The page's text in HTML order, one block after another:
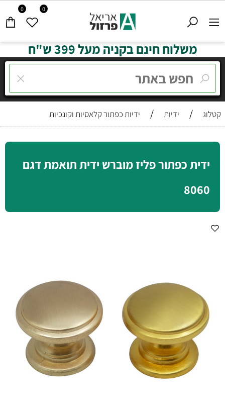
0 0
משלוח חינם בקניה מעל 399 ש"ח
קטלוג / ידיות / ידיות כפתור קלאסיות וקונכיות
ידית כפתור פליז מוברש ידית תואמת דגם
8060